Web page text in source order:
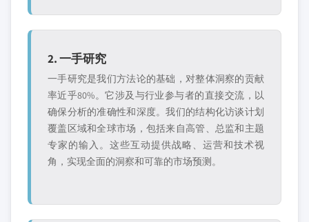
2. 一手研究
一手研究是我们方法论的基础，对整体洞察的贡献
率近乎80%。它涉及与行业参与者的直接交流，以
确保分析的准确性和深度。我们的结构化访谈计划
覆盖区域和全球市场，包括来自高管、总监和主题
专家的输入。这些互动提供战略、运营和技术视
角，实现全面的洞察和可靠的市场预测。